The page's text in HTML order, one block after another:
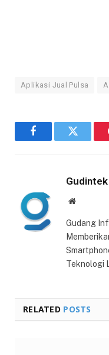
Aplikasi Jual Pulsa
FacebookTwitter
Gudintek
Website
Gudang
Teknologi
RELATED POSTS